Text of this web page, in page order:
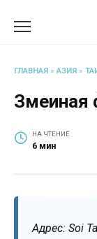
ГЛАВНАЯ »АЗИЯ »
Змеиная
НА ЧТЕНИЕ
6 мин
Адрес: Soi